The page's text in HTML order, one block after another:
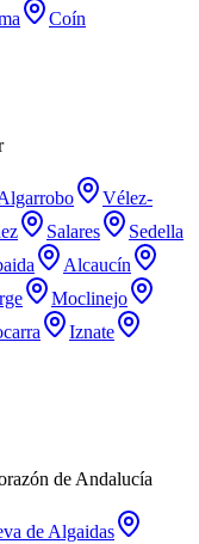
Coín
Vélez-
Salares
Sedella
Alcaucín
Moclinejo
Iznate
de Andalucía
de Algaidas